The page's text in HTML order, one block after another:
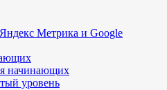
Метрика и Google
начинающих
уровень